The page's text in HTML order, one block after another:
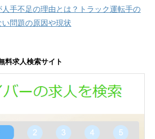
手不足の理由とは？トラック運転手の
い問題の原因や現状
料求人検索サイト